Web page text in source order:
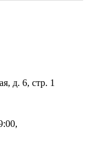
д. 6, стр. 1